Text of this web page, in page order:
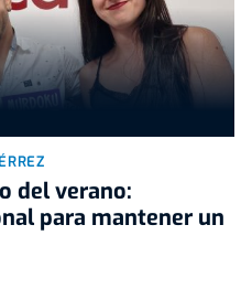
del verano:
para mantener un